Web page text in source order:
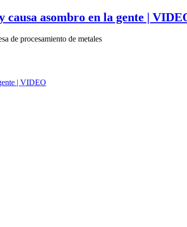
asombro en la gente |
de procesamiento de metales